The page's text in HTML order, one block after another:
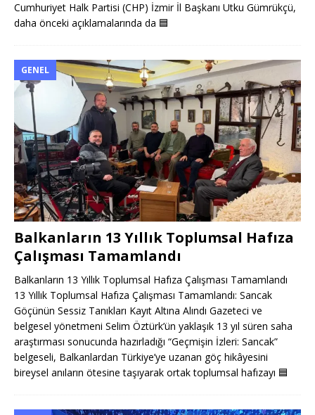
Cumhuriyet Halk Partisi (CHP) İzmir İl Başkanı Utku Gümrükçü,
daha önceki açıklamalarında da 🟦
GENEL
Balkanların 13 Yıllık Toplumsal Hafıza
Çalışması Tamamlandı
Balkanların 13 Yıllık Toplumsal Hafıza Çalışması Tamamlandı
13 Yıllık Toplumsal Hafıza Çalışması Tamamlandı: Sancak
Göçünün Sessiz Tanıkları Kayıt Altına Alındı Gazeteci ve
belgesel yönetmeni Selim Öztürk’ün yaklaşık 13 yıl süren saha
araştırması sonucunda hazırladığı “Geçmişin İzleri: Sancak”
belgeseli, Balkanlardan Türkiye’ye uzanan göç hikâyesini
bireysel anıların ötesine taşıyarak ortak toplumsal hafızayı 🟦